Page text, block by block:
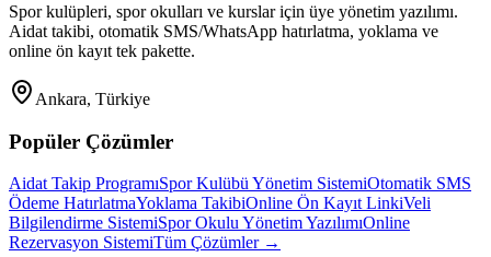
Spor kulüpleri, spor okulları ve kurslar için üye yönetim yazılımı.
Aidat takibi, otomatik SMS/WhatsApp hatırlatma, yoklama ve
online ön kayıt tek pakette.
Ankara, Türkiye
Popüler Çözümler
Aidat Takip ProgramıSpor Kulübü Yönetim SistemiOtomatik SMS
Ödeme HatırlatmaYoklama TakibiOnline Ön Kayıt LinkiVeli
Bilgilendirme SistemiSpor Okulu Yönetim YazılımıOnline
Rezervasyon SistemiTüm Çözümler →